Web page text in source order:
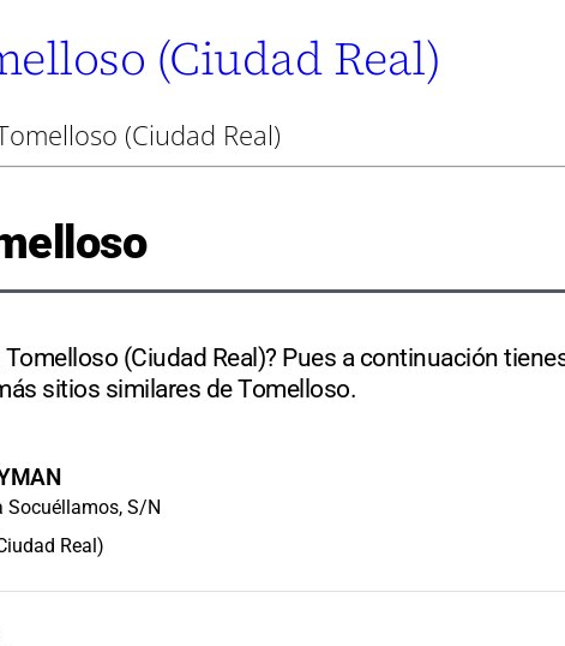
(Ciudad Real)
(Ciudad Real)
(Ciudad Real)? Pues a continuación
sitios similares de Tomelloso.
Socuéllamos, S/N
Real)